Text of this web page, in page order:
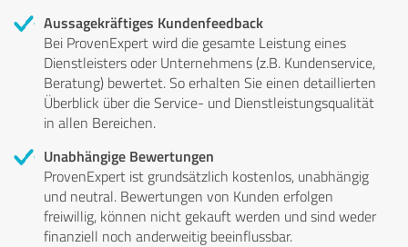
Aussagekräftiges Kundenfeedback
Bei ProvenExpert wird die gesamte Leistung eines
Dienstleisters oder Unternehmens (z.B. Kundenservice,
Beratung) bewertet. So erhalten Sie einen detaillierten
Überblick über die Service- und Dienstleistungsqualität
in allen Bereichen.
Unabhängige Bewertungen
ProvenExpert ist grundsätzlich kostenlos, unabhängig
und neutral. Bewertungen von Kunden erfolgen
freiwillig, können nicht gekauft werden und sind weder
finanziell noch anderweitig beeinflussbar.